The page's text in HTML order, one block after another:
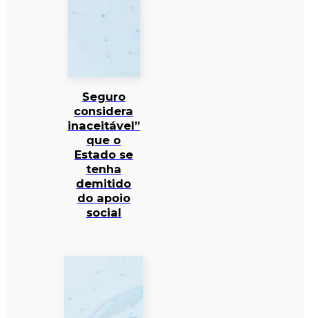
Seguro
considera
inaceitável”
que o
Estado se
tenha
demitido
do apoio
social